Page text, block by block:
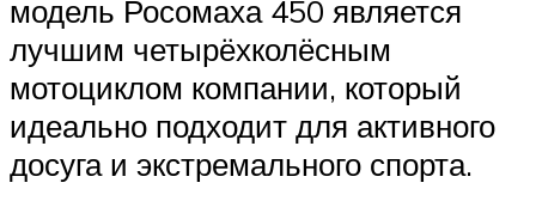
модель Росомаха 450 является
лучшим четырёхколёсным
мотоциклом компании, который
идеально подходит для активного
досуга и экстремального спорта.